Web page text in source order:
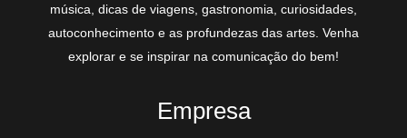
música, dicas de viagens, gastronomia, curiosidades,
autoconhecimento e as profundezas das artes. Venha
explorar e se inspirar na comunicação do bem!
Empresa